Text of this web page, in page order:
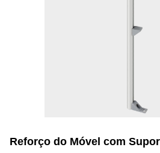
Reforço do Móvel com